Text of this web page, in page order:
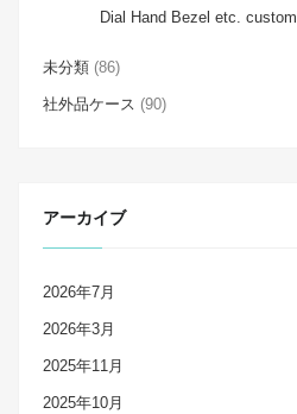
Dial Hand Bezel etc. custom
未分類 (86)
社外品ケース (90)
アーカイブ
2026年7月
2026年3月
2025年11月
2025年10月